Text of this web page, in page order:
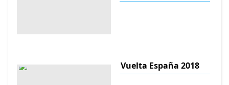
Vuelta España 2018